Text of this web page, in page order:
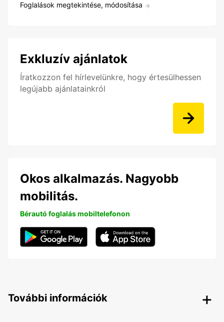
Foglalások megtekintése, módosítása
Exkluzív ajánlatok
Íratkozzon fel hírlevelünkre, hogy értesülhessen
legújabb ajánlatainkról
Okos alkalmazás. Nagyobb
mobilitás.
Bérautó foglalás mobiltelefonon
További információk